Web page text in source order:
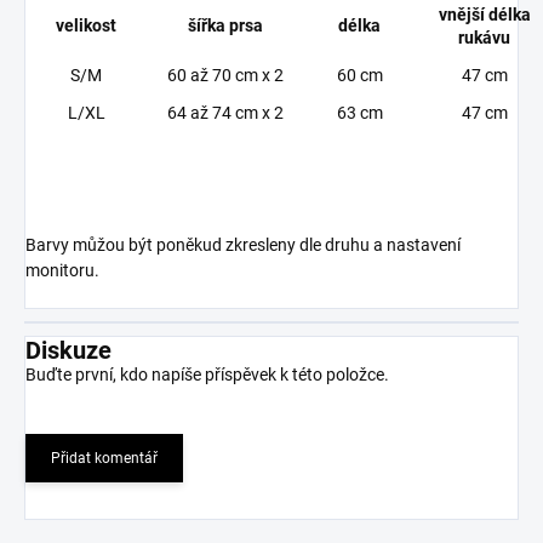
velikost šířka prsa délka
vnější délka
rukávu
S/M
60 až 70 cm x 2 60 cm
47 cm
L/XL
64 až 74 cm x 2 63 cm 47 cm
Barvy můžou být poněkud zkresleny dle druhu a nastavení
monitoru.
Diskuze
Buďte první, kdo napíše příspěvek k této položce.
Přidat komentář